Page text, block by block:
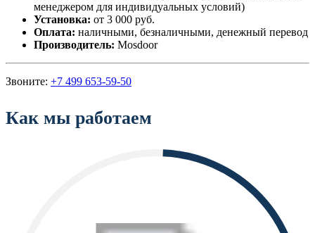
менеджером для индивидуальных условий)
Установка: от 3 000 руб.
Оплата: наличными, безналичными, денежный перевод
Производитель: Mosdoor
Звоните: +7 499 653-59-50
Как мы работаем